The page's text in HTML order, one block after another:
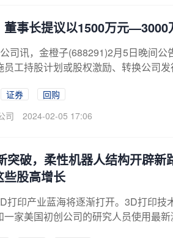
董事长提议以1500万元—3000
司讯，金橙子(688291)2月5日晚间
员工持股计划或股权激励、转换公司
证券
回购
司
2024-02-05 17:06
突破，柔性机器人结构开辟
些股高增长
打印产业蓝海将逐渐打开。3D打印
一家美国初创公司的研究人员使用最